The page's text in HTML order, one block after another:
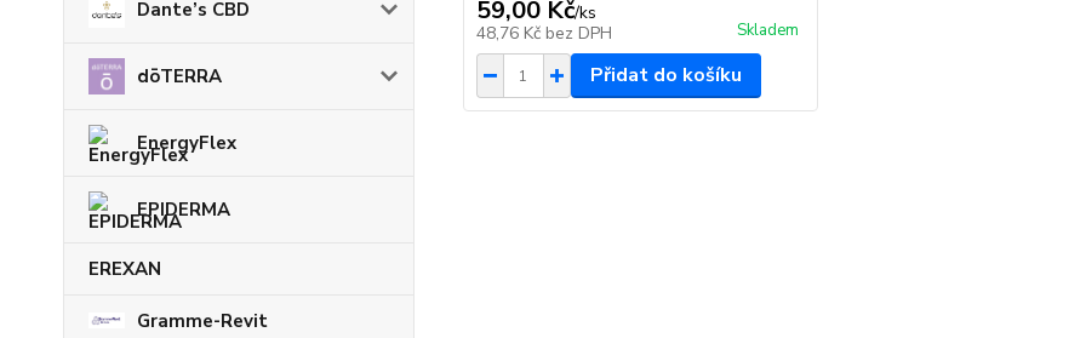
Dante’s CBD
dōTERRA
EnergyFlex
EPIDERMA
EREXAN
Gramme-Revit
59,00 Kč/ks
48,76 Kč bez DPH Skladem
Přidat do košíku